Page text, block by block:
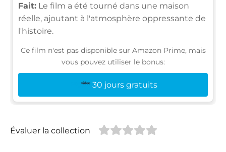
Fait: Le film a été tourné dans une maison
réelle, ajoutant à l'atmosphère oppressante de
l'histoire.
Ce film n'est pas disponible sur Amazon Prime, mais
vous pouvez utiliser le bonus:
30 jours gratuits
Évaluer la collection